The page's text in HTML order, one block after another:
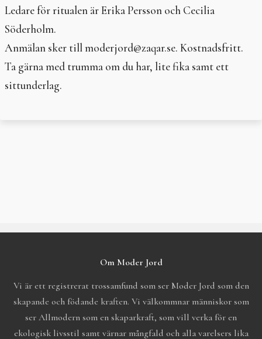
Ledare för ritualen är Erika Persson och Cecilia
Söderholm.
Anmälan sker till moderjord@zaqar.se. Kostnadsfritt.
Ta gärna med trumma om du har, lite fika samt ett
sittunderlag.
navigation
Om Moder Jord
Vi är ett registrerat trossamfund som ser Moder Jord som den
skapande och födande kraften. Vi välkommnar människor som
ser Allmodern som en skaparkraft, som vill verka för en
ekologisk livsstil samt värnar mångfald och alla varelsers lika